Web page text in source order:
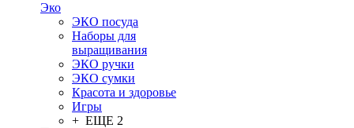
Эко
ЭКО посуда
Наборы для
выращивания
ЭКО ручки
ЭКО сумки
Красота и здоровье
Игры
+ ЕЩЕ 2